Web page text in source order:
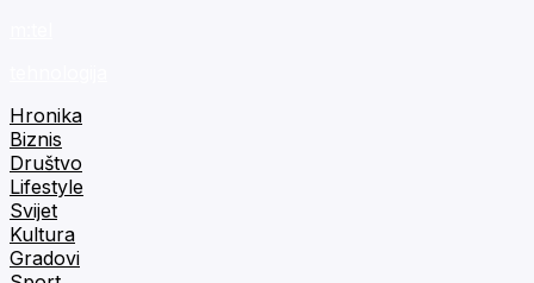
Hronika
Biznis
Društvo
Lifestyle
Svijet
Kultura
Gradovi